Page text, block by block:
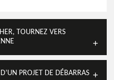
TOURNEZ VERS
PROJET DE DÉBARRAS